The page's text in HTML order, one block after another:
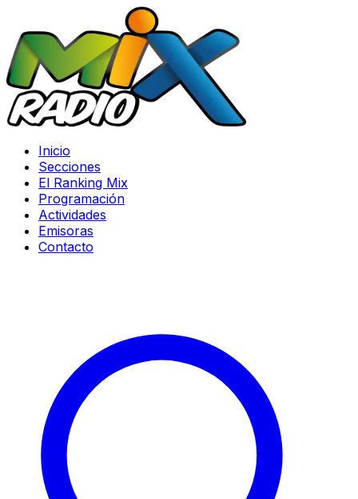
Inicio
Secciones
El Ranking Mix
Programación
Actividades
Emisoras
Contacto